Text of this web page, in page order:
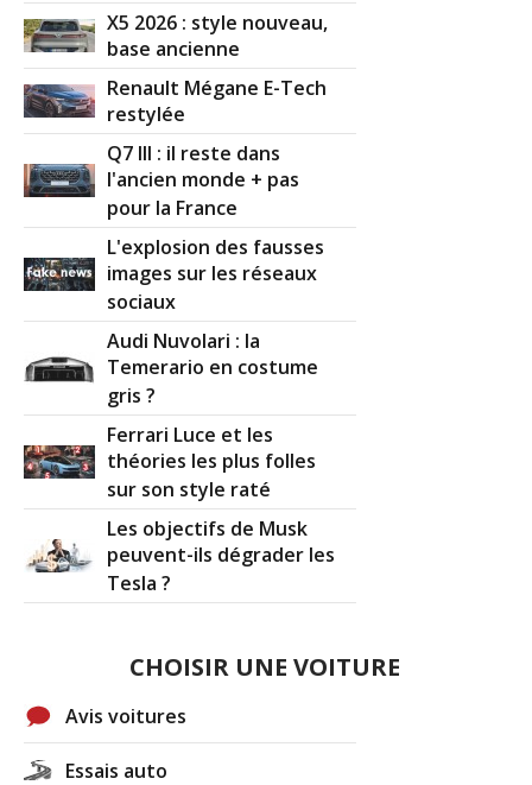
X5 2026 : style nouveau,
base ancienne
Renault Mégane E-Tech
restylée
Q7 III : il reste dans
l'ancien monde + pas
pour la France
L'explosion des fausses
images sur les réseaux
sociaux
Audi Nuvolari : la
Temerario en costume
gris ?
Ferrari Luce et les
théories les plus folles
sur son style raté
Les objectifs de Musk
peuvent-ils dégrader les
Tesla ?
CHOISIR UNE VOITURE
Avis voitures
Essais auto